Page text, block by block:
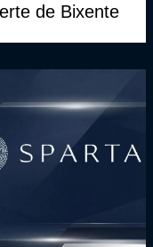
de Bixente